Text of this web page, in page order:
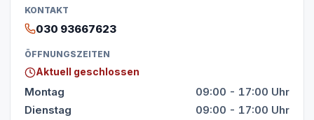
KONTAKT
030 93667623
ÖFFNUNGSZEITEN
Aktuell geschlossen
Montag
09:00 - 17:00 Uhr
Dienstag
09:00 - 17:00 Uhr